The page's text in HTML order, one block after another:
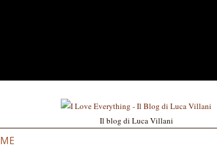
Il blog di Luca Villani
Vai al contenuto